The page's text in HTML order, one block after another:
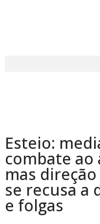
Esteio:
combate ao
mas
se recusa a
e folgas